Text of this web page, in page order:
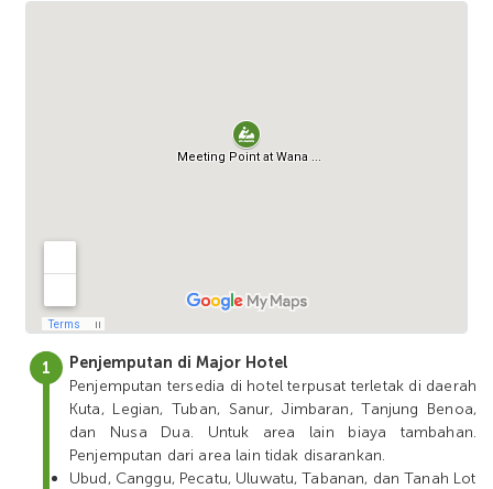
Penjemputan di Major Hotel
Penjemputan tersedia di hotel terpusat terletak di daerah
Kuta, Legian, Tuban, Sanur, Jimbaran, Tanjung Benoa,
dan Nusa Dua. Untuk area lain biaya tambahan.
Penjemputan dari area lain tidak disarankan.
Ubud, Canggu, Pecatu, Uluwatu, Tabanan, dan Tanah Lot